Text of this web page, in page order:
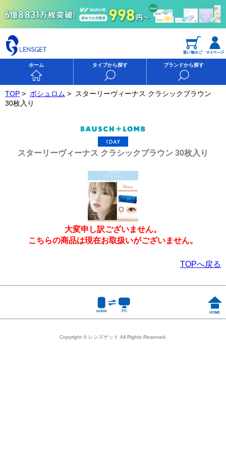
ホーム タイプから探す ブランドから探す
TOP > ボシュロム >
スターリーヴィーナス クラシックブラウン
30枚入り
スターリーヴィーナス クラシックブラウン 30枚入り
大変申し訳ございません。
こちらの商品は現在お取扱いがございません。
TOPへ戻る
Copyright © レンズゲット All Rights Reserved.